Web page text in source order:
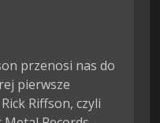
przenosi nas do
pierwsze
Riffson, czyli